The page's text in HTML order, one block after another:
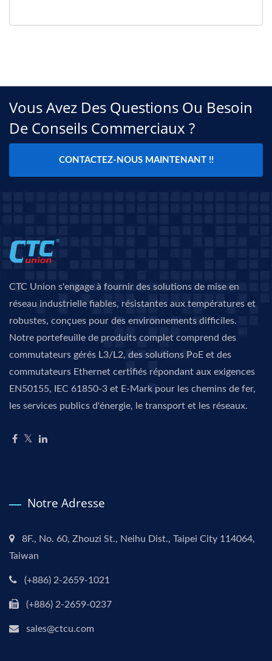
Vous Avez Des Questions Ou Besoin
De Conseils Commerciaux ?
CONTACTEZ-NOUS MAINTENANT !!
CTC Union s'engage à fournir des solutions de mise en
réseau industrielle fiables, résistantes aux températures et
robustes, conçues pour des environnements difficiles.
Notre portefeuille de produits complet comprend des
commutateurs gérés L3/L2, des solutions PoE et des
commutateurs Ethernet certifiés répondant aux exigences
EN50155, IEC 61850-3 et E-Mark pour les chemins de fer,
les services publics d'énergie, le transport et les réseaux.
Notre Adresse
8F., No. 60, Zhouzi St., Neihu Dist., Taipei City 114064,
Taiwan
(+886) 2-2659-1021
(+886) 2-2659-0237
sales@ctcu.com